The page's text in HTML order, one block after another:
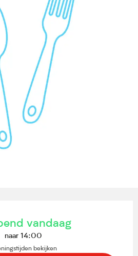
vandaag
naar 14:00
bekijken